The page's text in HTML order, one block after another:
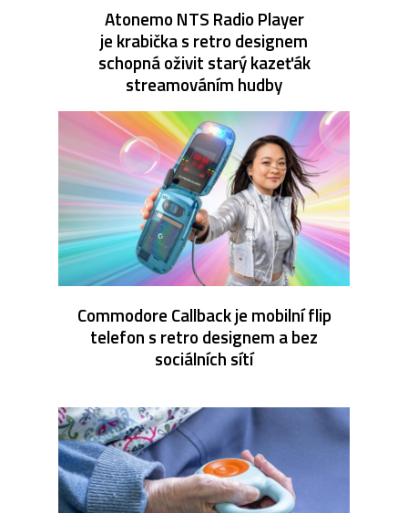
Atonemo NTS Radio Player
je krabička s retro designem
schopná oživit starý kazeťák
streamováním hudby
Commodore Callback je mobilní flip
telefon s retro designem a bez
sociálních sítí